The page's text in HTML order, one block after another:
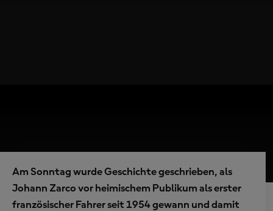
Am Sonntag wurde Geschichte geschrieben, als
Johann Zarco vor heimischem Publikum als erster
französischer Fahrer seit 1954 gewann und damit